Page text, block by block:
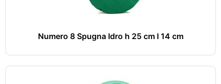
Numero 8 Spugna Idro h 25 cm l 14 cm